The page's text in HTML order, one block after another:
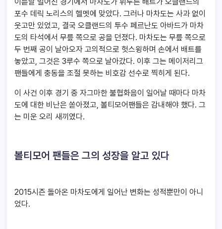
포수 데릭 노리스의 헬멧에 맞았다. 그러나 마차도는 사과 없이
웃고만 있었고, 결국 오클랜드의 투수 페르난도 아바드가 마차
도의 타석에서 무릎 쪽으로 공을 던졌다. 마차도는 무릎 쪽으로
두 번째 공이 날아오자 고의적으로 헛스윙하며 손에서 배트를
놓았고, 그것은 3루수 쪽으로 날아갔다. 이후 그는 메이저리그
팬들에게 충동을 조절 못하는 비호감 선수로 찍히게 된다.
이 사건 이후 경기 중 자그마한 불협화음이 일어날 때마다 마차
도에 대한 비난은 쏟아졌고, 볼티모어팬들은 감내해야 했다. 그
는 미운 오리 새끼였다.
볼티모어 팬들은 그의 성장을 알고 있다
2015시즌 돌아온 마차도에게 일어난 변화는 성적뿐만이 아니
었다.